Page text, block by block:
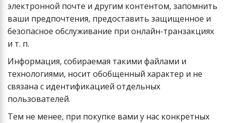
электронной почте и другим контентом, запомнить
ваши предпочтения, предоставить защищенное и
безопасное обслуживание при онлайн-транзакциях
и т. п.
Информация, собираемая такими файлами и
технологиями, носит обобщенный характер и не
связана с идентификацией отдельных
пользователей.
Тем не менее, при покупке вами у нас конкретных